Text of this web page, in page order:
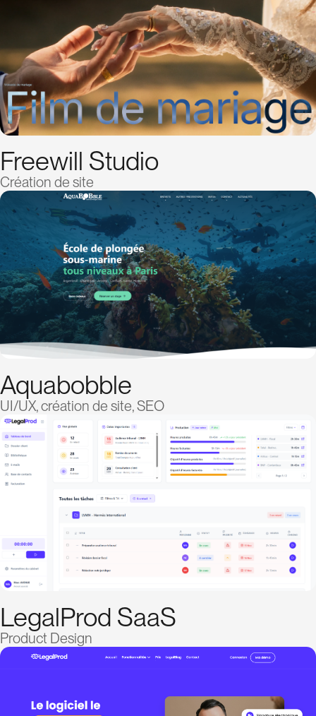
Freewill Studio
Création de site
Aquabobble
UI/UX, création de site, SEO
LegalProd SaaS
Product Design